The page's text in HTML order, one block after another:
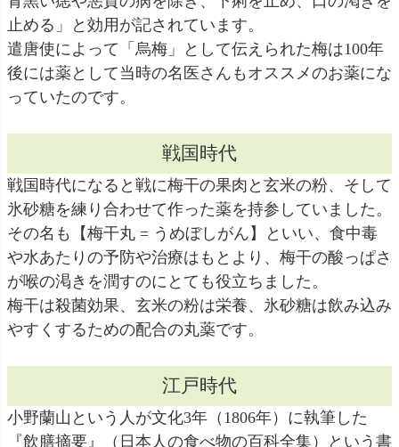
止める」と効用が記されています。
遣唐使によって「烏梅」として伝えられた梅は100年
後には薬として当時の名医さんもオススメのお薬にな
っていたのです。
戦国時代
戦国時代になると戦に梅干の果肉と玄米の粉、そして
氷砂糖を練り合わせて作った薬を持参していました。
その名も【梅干丸 = うめぼしがん】といい、食中毒
や水あたりの予防や治療はもとより、梅干の酸っぱさ
が喉の渇きを潤すのにとても役立ちました。
梅干は殺菌効果、玄米の粉は栄養、氷砂糖は飲み込み
やすくするための配合の丸薬です。
江戸時代
小野蘭山という人が文化3年（1806年）に執筆した
『飲膳摘要』（日本人の食べ物の百科全集）という書